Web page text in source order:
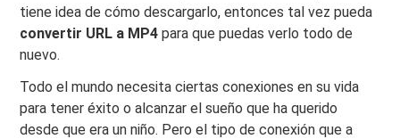
tiene idea de cómo descargarlo, entonces tal vez pueda
convertir URL a MP4 para que puedas verlo todo de
nuevo.
Todo el mundo necesita ciertas conexiones en su vida
para tener éxito o alcanzar el sueño que ha querido
desde que era un niño. Pero el tipo de conexión que a